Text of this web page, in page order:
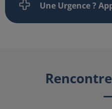
Une Urgence ?